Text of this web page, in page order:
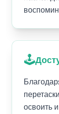
🕹️
освоить